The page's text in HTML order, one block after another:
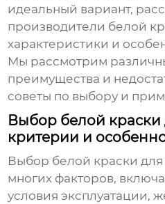
идеальный вариант,
производители белой
характеристики и
Мы рассмотрим
преимущества и
советы по выбору и
Выбор белой краски
критерии и
Выбор белой краски
многих факторов,
условия эксплуатации,